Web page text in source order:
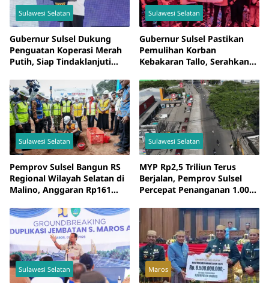
Sulawesi Selatan
Gubernur Sulsel Dukung
Penguatan Koperasi Merah
Putih, Siap Tindaklanjuti
Sulawesi Selatan
Gubernur Sulsel Pastikan
Pemulihan Korban
Kebakaran Tallo, Serahkan
Sulawesi Selatan
Pemprov Sulsel Bangun RS
Regional Wilayah Selatan di
Malino, Anggaran Rp161
Sulawesi Selatan
MYP Rp2,5 Triliun Terus
Berjalan, Pemprov Sulsel
Percepat Penanganan 1.000
Sulawesi Selatan Maros